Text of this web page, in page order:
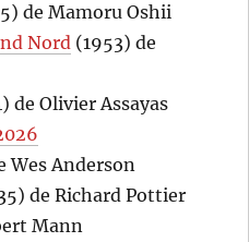
de Mamoru Oshii
Nord (1953) de
de Olivier Assayas
Wes Anderson
de Richard Pottier
Mann